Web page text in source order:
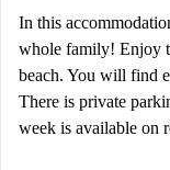
In this
whole family! Enjoy
beach. You will find
There is private
week is available on